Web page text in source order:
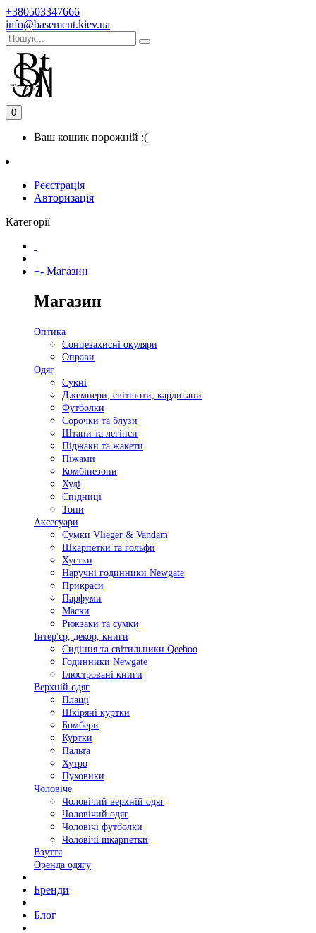
+380503347666
info@basement.kiev.ua
0
Ваш кошик порожній :(
Реєстрація
Авторизація
Категорії
+- Магазин
Магазин
Оптика
Сонцезахисні окуляри
Оправи
Одяг
Сукні
Джемпери, світшоти, кардигани
Футболки
Сорочки та блузи
Штани та легінси
Піджаки та жакети
Піжами
Комбінезони
Худі
Спідниці
Топи
Аксесуари
Сумки Vlieger & Vandam
Шкарпетки та гольфи
Хустки
Наручні годинники Newgate
Прикраси
Парфуми
Маски
Рюкзаки та сумки
Інтер'єр, декор, книги
Сидіння та світильники Qeeboo
Годинники Newgate
Ілюстровані книги
Верхній одяг
Плащі
Шкіряні куртки
Бомбери
Куртки
Пальта
Хутро
Пуховики
Чоловіче
Чоловічий верхній одяг
Чоловічий одяг
Чоловічі футболки
Чоловічі шкарпетки
Взуття
Оренда одягу
Бренди
Блог